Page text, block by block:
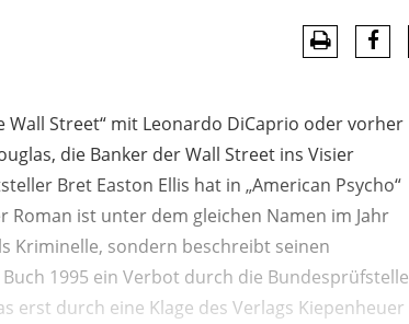
Street“ mit Leonardo DiCaprio oder vorher
die Banker der Wall Street ins Visier
Bret Easton Ellis hat in „American Psycho“
ist unter dem gleichen Namen im Jahr
Kriminelle, sondern beschreibt seinen
1995 ein Verbot durch die Bundesprüfstelle
erst durch eine Klage des Verlags Kiepenheuer